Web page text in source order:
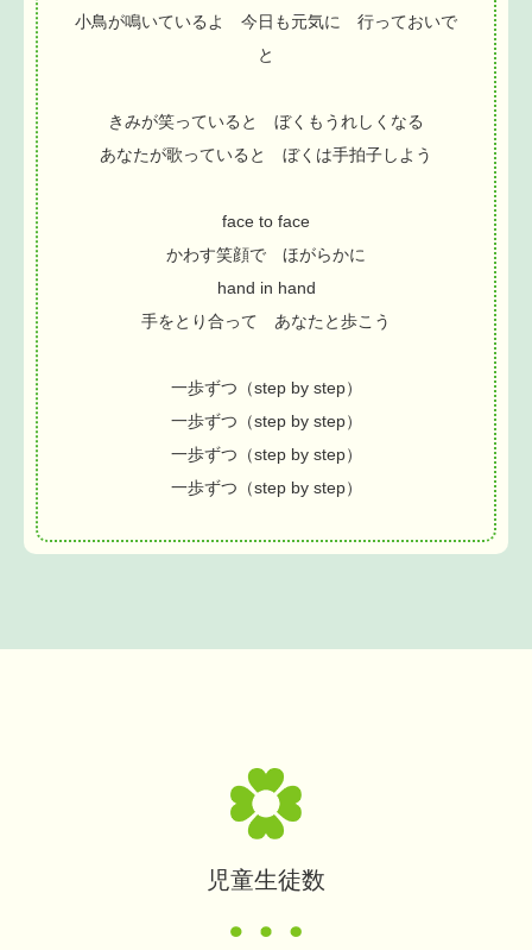
小鳥が鳴いているよ 今日も元気に 行っておいで
と
きみが笑っていると ぼくもうれしくなる
あなたが歌っていると ぼくは手拍子しよう
face to face
かわす笑顔で ほがらかに
hand in hand
手をとり合って あなたと歩こう
一歩ずつ（step by step）
一歩ずつ（step by step）
一歩ずつ（step by step）
一歩ずつ（step by step）
児童生徒数